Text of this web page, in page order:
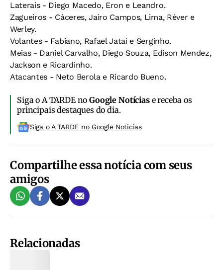
Laterais - Diego Macedo, Eron e Leandro.
Zagueiros - Cáceres, Jairo Campos, Lima, Réver e
Werley.
Volantes - Fabiano, Rafael Jataí e Serginho.
Meias - Daniel Carvalho, Diego Souza, Edison Mendez,
Jackson e Ricardinho.
Atacantes - Neto Berola e Ricardo Bueno.
Siga o A TARDE noGoogle Notíciase receba os
principais destaques do dia.
Siga o A TARDE no Google Noticias
Compartilhe essa notícia com seus
amigos
Relacionadas